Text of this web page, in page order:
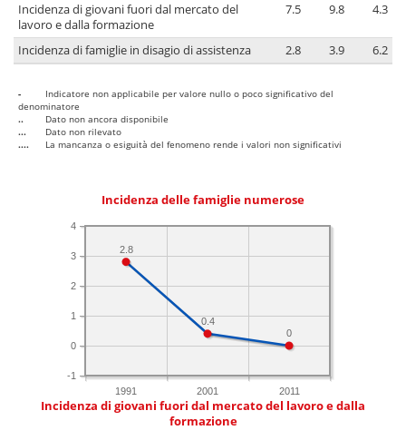
Incidenza di giovani fuori dal mercato del
lavoro e dalla formazione
7.5 9.8 4.3
Incidenza di famiglie in disagio di assistenza 2.8 3.9 6.2
-
Indicatore non applicabile per valore nullo o poco significativo del
denominatore
..
Dato non ancora disponibile
...
Dato non rilevato
....
La mancanza o esiguità del fenomeno rende i valori non significativi
Incidenza delle famiglie numerose
1991 2001 2011
-1
0
1
2
3
4
0
0.4
2.8
Incidenza di giovani fuori dal mercato del lavoro e dalla
formazione